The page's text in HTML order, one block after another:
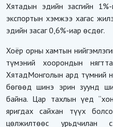
Хятадын эдийн засгийн
экспортын хэмжээ хагас
эдийн засаг 0,6%-иар өсдөг.
Хоёр орны хамтын
түмэний хоорондын
ХятадМонголын ард түмний
бөгөөд шинэ эрин зуунд
байна. Цар тахлын үед
яригдах сайхан түүх
цөлжилтөөс урьдчилан